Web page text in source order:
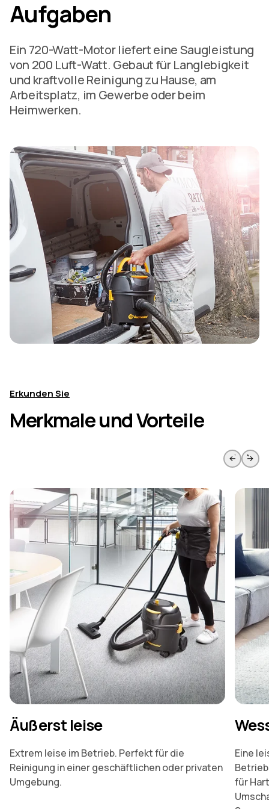
Aufgaben
Ein 720-Watt-Motor liefert eine Saugleistung
von 200 Luft-Watt. Gebaut für Langlebigkeit
und kraftvolle Reinigung zu Hause, am
Arbeitsplatz, im Gewerbe oder beim
Heimwerken.
Erkunden Sie
Merkmale und Vorteile
Zur vorherigen Seite springen Weiter
Äußerst leise
Extrem leise im Betrieb. Perfekt für die
Reinigung in einer geschäftlichen oder privaten
Umgebung.
Eine
für